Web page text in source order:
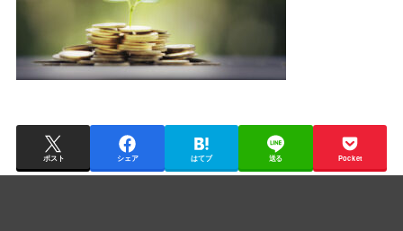
ポスト シェア はてブ 送る Pocket